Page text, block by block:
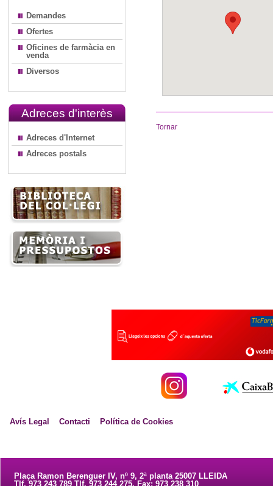
Demandes
Ofertes
Oficines de farmàcia en
venda
Diversos
Adreces d'interès
Adreces d'Internet
Adreces postals
Tornar
Avís Legal Contacti Política de Cookies
Plaça Ramon Berenguer IV, nº 9, 2ª planta 25007 LLEIDA
Tlf. 973 243 789 Tlf. 973 244 275. Fax: 973 238 310